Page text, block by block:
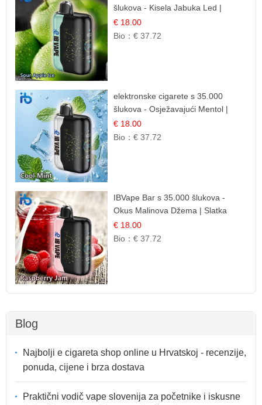
šlukova - Kisela Jabuka Led |
Osježavajući Kiselo-Slatki Okus
€ 18.00
Bio：€ 37.72
elektronske cigarete s 35.000
šlukova - Osježavajući Mentol |
Čista i Svježa Okus
€ 18.00
Bio：€ 37.72
IBVape Bar s 35.000 šlukova -
Okus Malinova Džema | Slatka
Voćna Aroma
€ 18.00
Bio：€ 37.72
Blog
Najbolji e cigareta shop online u Hrvatskoj - recenzije,
ponuda, cijene i brza dostava
Praktični vodič vape slovenija za početnike i iskusne